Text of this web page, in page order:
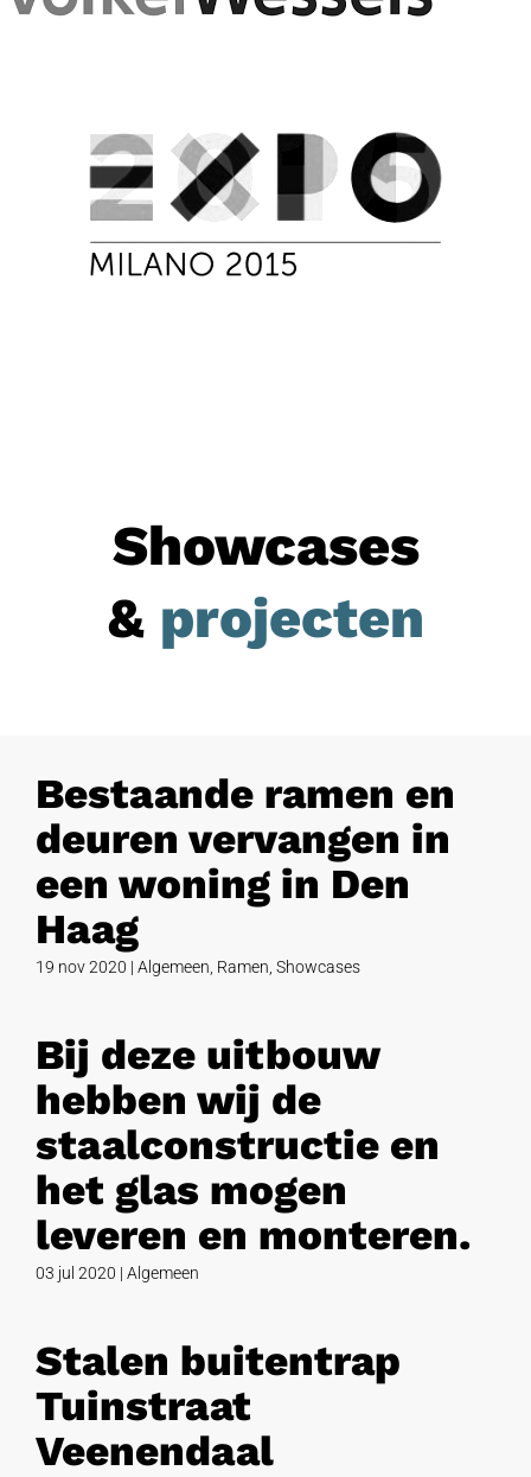
Showcases
& projecten
Bestaande ramen en
deuren vervangen in
een woning in Den
Haag
19 nov 2020 | Algemeen Ramen Showcases
Bij deze uitbouw
hebben wij de
staalconstructie en
het glas mogen
leveren en monteren.
03 jul 2020 | Algemeen
Stalen buitentrap
Tuinstraat
Veenendaal